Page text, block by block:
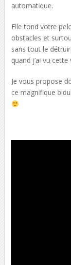
automatique.
Elle tond votre
obstacles et
sans tout le
quand j’ai vu cette
Je vous propose
ce magnifique